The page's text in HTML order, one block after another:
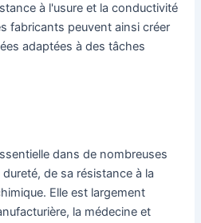
à l'usure et la conductivité
fabricants peuvent ainsi créer
adaptées à des tâches
dans de nombreuses
de sa résistance à la
Elle est largement
la médecine et